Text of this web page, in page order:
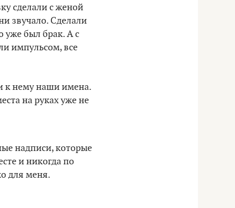
сделали с женой
звучало. Сделали
уже был брак. А с
импульсом, все
к нему наши имена.
на руках уже не
надписи, которые
и никогда по
для меня.